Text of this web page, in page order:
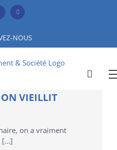
YouTube
NOUS
VIEILLIT
on a vraiment
[...]